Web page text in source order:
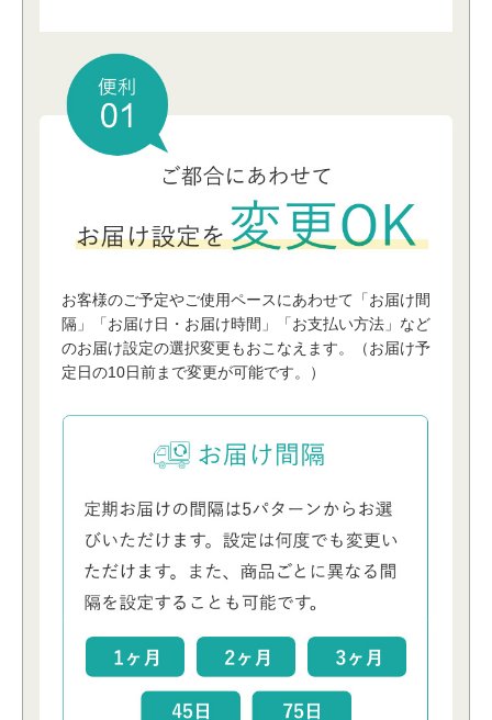
お客様のご予定やご使⽤ペースにあわせて「お届け間
隔」「お届け⽇・お届け時間」「お⽀払い⽅法」など
のお届け設定の選択変更もおこなえます。（お届け予
定⽇の10⽇前まで変更が可能です。）